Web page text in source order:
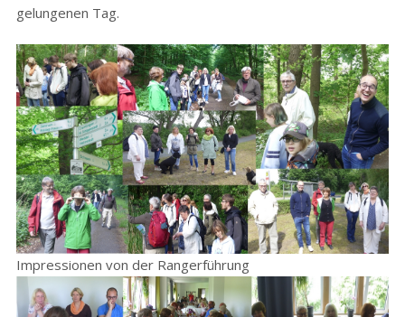
gelungenen Tag.
Impressionen von der Rangerführung